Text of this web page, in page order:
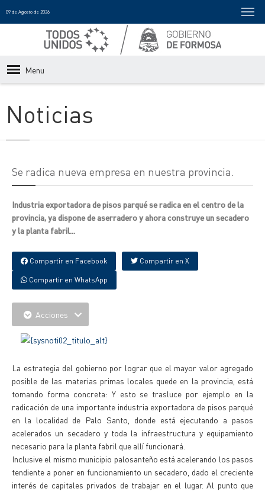
09 de Agosto de 2026
Menu
Noticias
Se radica nueva empresa en nuestra provincia.
Industria exportadora de pisos parqué se radica en el centro de la
provincia, ya dispone de aserradero y ahora construye un secadero
y la planta fabril...
Compartir en Facebook Compartir en X
Compartir en WhatsApp
Acciones
La estrategia del gobierno por lograr que el mayor valor agregado
posible de las materias primas locales quede en la provincia, está
tomando forma concreta: Y esto se trasluce por ejemplo en la
radicación de una importante industria exportadora de pisos parqué
en la localidad de Palo Santo, donde está ejecutando a pasos
acelerados un secadero y toda la infraestructura y equipamiento
necesario para la planta fabril que allí funcionará.
Inclusive el mismo municipio palosanteño está acelerando los pasos
tendiente a poner en funcionamiento un secadero, dado el creciente
interés de capitales privados de trabajar en el lugar. Al punto que